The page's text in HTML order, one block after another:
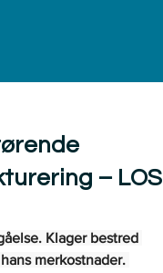
– LOS
Klager bestred
merkostnader.